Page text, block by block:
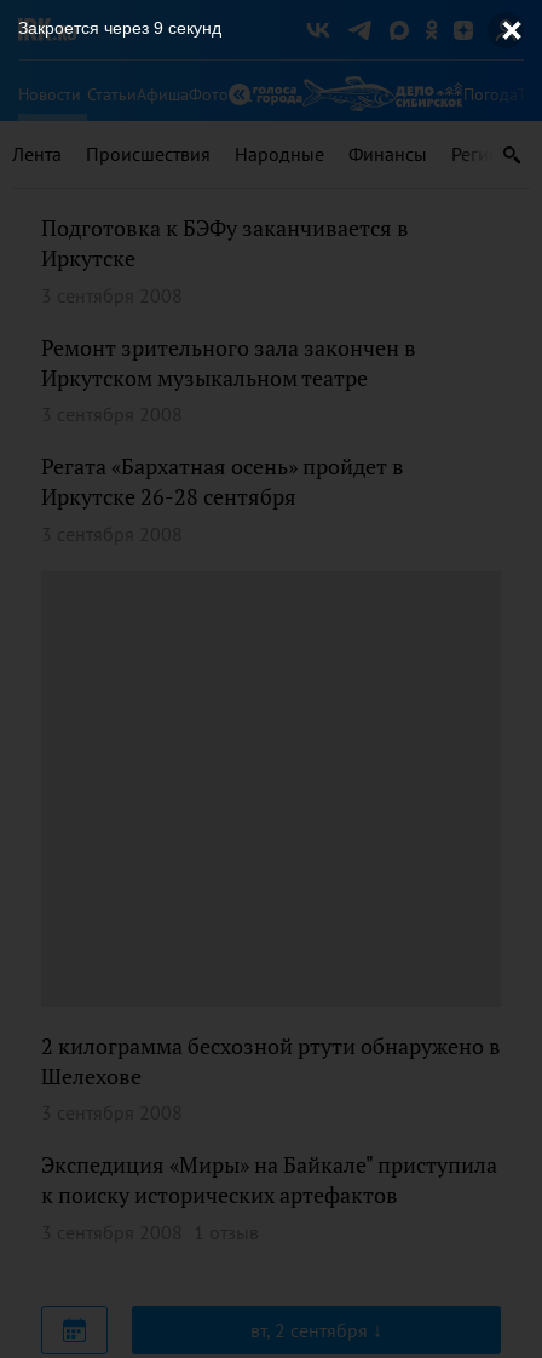
Новости СтатьиАфишаФото Погода
Лента Происшествия Народные Финансы Регионы
Подготовка к БЭФу заканчивается в
Иркутске
Ремонт зрительного зала закончен в
Иркутском музыкальном театре
Регата «Бархатная осень» пройдет в
Иркутске 26-28 сентября
2 килограмма бесхозной ртути обнаружено в
Шелехове
Экспедиция «Миры» на Байкале" приступила
к поиску исторических артефактов
вт, 2 сентября
Закроется через 9 секунд